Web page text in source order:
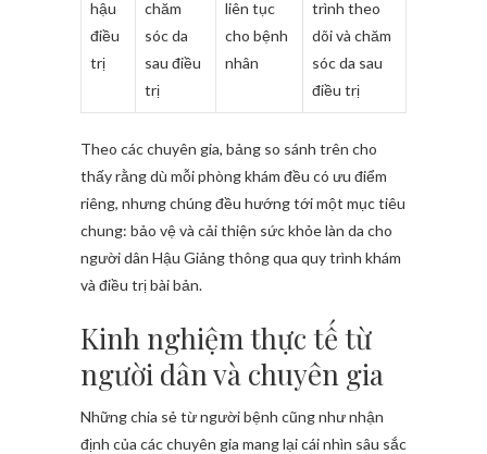
hậu
điều
trị
chăm
sóc da
sau điều
trị
liên tục
cho bệnh
nhân
trình theo
dõi và chăm
sóc da sau
điều trị
Theo các chuyên gia, bảng so sánh trên cho
thấy rằng dù mỗi phòng khám đều có ưu điểm
riêng, nhưng chúng đều hướng tới một mục tiêu
chung: bảo vệ và cải thiện sức khỏe làn da cho
người dân Hậu Giảng thông qua quy trình khám
và điều trị bài bản.
Kinh nghiệm thực tế từ
người dân và chuyên gia
Những chia sẻ từ người bệnh cũng như nhận
định của các chuyên gia mang lại cái nhìn sâu sắc